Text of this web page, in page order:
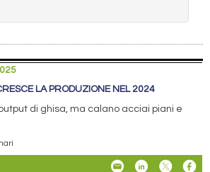
LA PRODUZIONE NEL 2024
di ghisa, ma calano acciai piani e